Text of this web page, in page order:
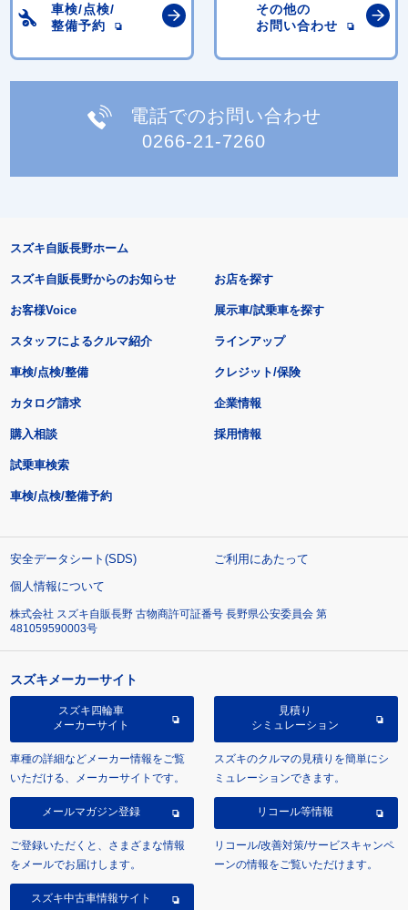
車検/点検/
整備予約
その他の
お問い合わせ
電話でのお問い合わせ
0266-21-7260
スズキ自販長野ホーム
スズキ自販長野からのお知らせ
お客様Voice
スタッフによるクルマ紹介
お店を探す
展示車/試乗車を探す
ラインアップ
車検/点検/整備 クレジット/保険
カタログ請求
購入相談
試乗車検索
車検/点検/整備予約
企業情報
採用情報
安全データシート(SDS)
ご利用にあたって
個人情報について
株式会社 スズキ自販長野 古物商許可証番号 長野県公安委員会 第
481059590003号
スズキメーカーサイト
スズキ四輪車
メーカーサイト
車種の詳細などメーカー情報をご覧
いただける、メーカーサイトです。
見積り
シミュレーション
スズキのクルマの見積りを簡単にシ
ミュレーションできます。
メールマガジン登録
ご登録いただくと、さまざまな情報
をメールでお届けします。
リコール等情報
リコール/改善対策/サービスキャンペ
ーンの情報をご覧いただけます。
スズキ中古車情報サイト